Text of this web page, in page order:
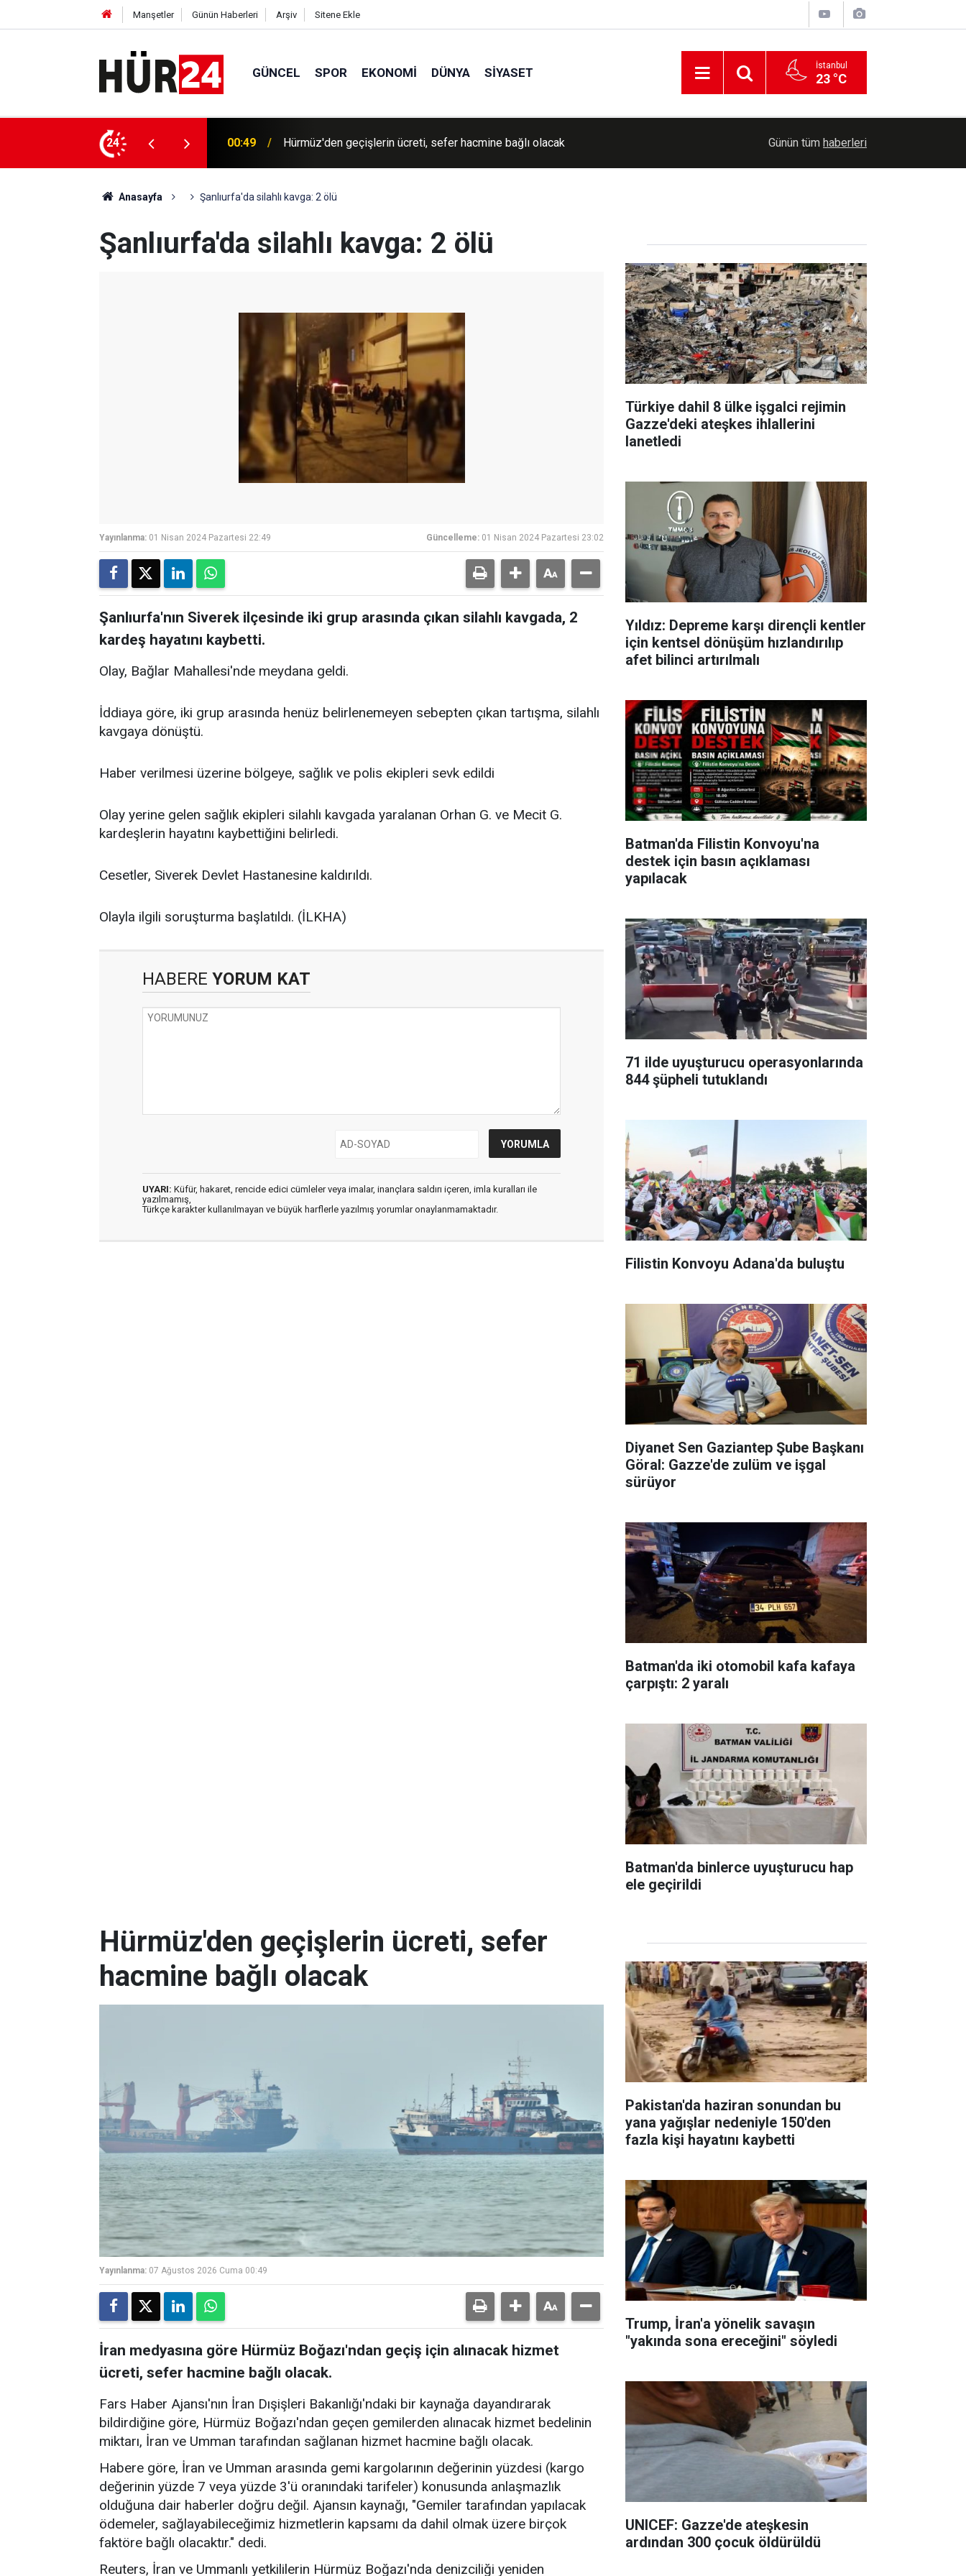
Manşetler Günün Haberleri Arşiv Sitene Ekle
GÜNCEL SPOR EKONOMI DÜNYA SIYASET İstanbul
23 °C
24
hacmine bağlı olacak 00:35 Trump, İran'a yönelik savaşın "yakında sona ereceğini" söyledi Cumhurbaşkanlığına Cevdet Yılmaz vekalet
Günün tüm haberleri
Anasayfa Şanlıurfa'da silahlı kavga: 2 ölü
Şanlıurfa'da silahlı kavga: 2 ölü
Yayınlanma: 01 Nisan 2024 Pazartesi 22:49 Güncelleme: 01 Nisan 2024 Pazartesi 23:02
Şanlıurfa'nın Siverek ilçesinde iki grup arasında çıkan silahlı kavgada, 2
kardeş hayatını kaybetti.
Olay, Bağlar Mahallesi'nde meydana geldi.
İddiaya göre, iki grup arasında henüz belirlenemeyen sebepten çıkan tartışma, silahlı
kavgaya dönüştü.
Haber verilmesi üzerine bölgeye, sağlık ve polis ekipleri sevk edildi
Olay yerine gelen sağlık ekipleri silahlı kavgada yaralanan Orhan G. ve Mecit G.
kardeşlerin hayatını kaybettiğini belirledi.
Cesetler, Siverek Devlet Hastanesine kaldırıldı.
Olayla ilgili soruşturma başlatıldı. (İLKHA)
HABERE YORUM KAT
UYARI: Küfür, hakaret, rencide edici cümleler veya imalar, inançlara saldırı içeren, imla kuralları ile
yazılmamış,
Türkçe karakter kullanılmayan ve büyük harflerle yazılmış yorumlar onaylanmamaktadır.
Türkiye dahil 8 ülke işgalci rejimin
Gazze'deki ateşkes ihlallerini
lanetledi
Yıldız: Depreme karşı dirençli kentler
için kentsel dönüşüm hızlandırılıp
afet bilinci artırılmalı
Batman'da Filistin Konvoyu'na
destek için basın açıklaması
yapılacak
71 ilde uyuşturucu operasyonlarında
844 şüpheli tutuklandı
Filistin Konvoyu Adana'da buluştu
Diyanet Sen Gaziantep Şube Başkanı
Göral: Gazze'de zulüm ve işgal
sürüyor
Batman'da iki otomobil kafa kafaya
çarpıştı: 2 yaralı
Batman'da binlerce uyuşturucu hap
ele geçirildi
Hürmüz'den geçişlerin ücreti, sefer
hacmine bağlı olacak
Yayınlanma: 07 Ağustos 2026 Cuma 00:49
İran medyasına göre Hürmüz Boğazı'ndan geçiş için alınacak hizmet
ücreti, sefer hacmine bağlı olacak.
Fars Haber Ajansı'nın İran Dışişleri Bakanlığı'ndaki bir kaynağa dayandırarak
bildirdiğine göre, Hürmüz Boğazı'ndan geçen gemilerden alınacak hizmet bedelinin
miktarı, İran ve Umman tarafından sağlanan hizmet hacmine bağlı olacak.
Habere göre, İran ve Umman arasında gemi kargolarının değerinin yüzdesi (kargo
değerinin yüzde 7 veya yüzde 3'ü oranındaki tarifeler) konusunda anlaşmazlık
olduğuna dair haberler doğru değil. Ajansın kaynağı, "Gemiler tarafından yapılacak
ödemeler, sağlayabileceğimiz hizmetlerin kapsamı da dahil olmak üzere birçok
faktöre bağlı olacaktır." dedi.
Reuters, İran ve Ummanlı yetkililerin Hürmüz Boğazı'nda denizciliği yeniden
Pakistan'da haziran sonundan bu
yana yağışlar nedeniyle 150'den
fazla kişi hayatını kaybetti
Trump, İran'a yönelik savaşın
"yakında sona ereceğini" söyledi
UNICEF: Gazze'de ateşkesin
ardından 300 çocuk öldürüldü